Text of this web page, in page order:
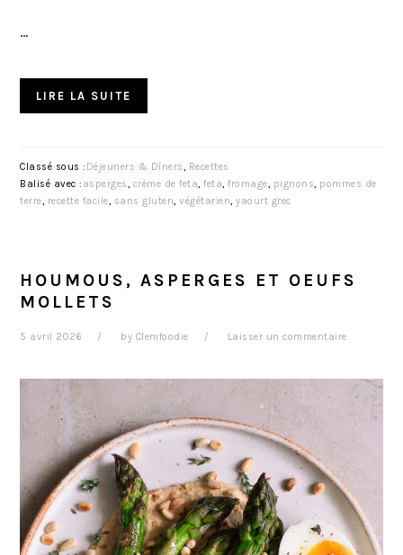
…
LIRE LA SUITE
Classé sous : Déjeuners & Dîners, Recettes
Balisé avec : asperges, crème de feta,feta,fromage, pignons, pommes de
terre, recette facile, sans gluten,végétarien,yaourt grec
HOUMOUS, ASPERGES ET OEUFS
MOLLETS
5 avril 2026 by Clemfoodie Laisser un commentaire